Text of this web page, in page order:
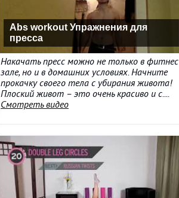
Abs workout Упражнения для
пресса
Накачать пресс можно не только в фитнес
зале, но и в домашних условиях. Начните
прокачку своего тела с убирания живота!
Плоский живот – это очень красиво и с....
Смотреть видео